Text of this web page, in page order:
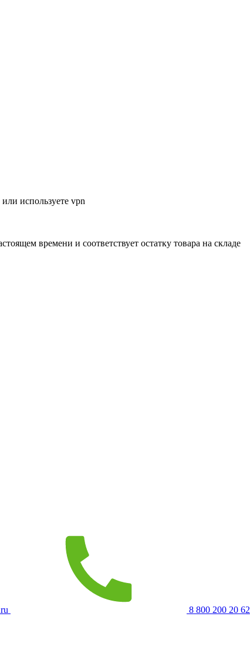
используете vpn
времени и соответствует остатку товара на складе
8 800 200 20 62